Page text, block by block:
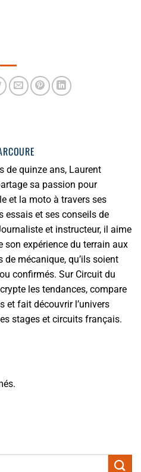
de quinze ans, Laurent
sa passion pour
et la moto à travers ses
essais et ses conseils de
et instructeur, il aime
son expérience du terrain aux
de mécanique, qu’ils soient
confirmés. Sur Circuit du
les tendances, compare
et fait découvrir l’univers
stages et circuits français.